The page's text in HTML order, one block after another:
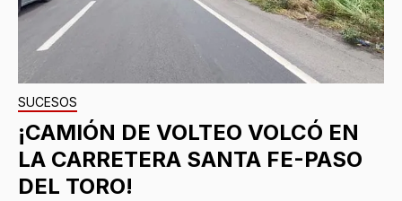
SUCESOS
¡CAMIÓN DE VOLTEO VOLCÓ EN
LA CARRETERA SANTA FE-PASO
DEL TORO!